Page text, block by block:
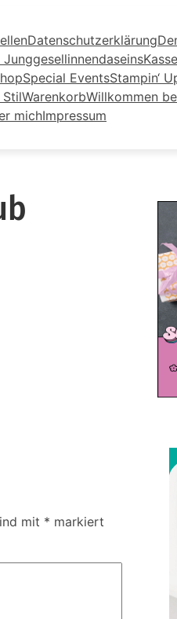
Datenschutzerklärung
Kasse
Special EventsStampin‘
WarenkorbWillkommen
michImpressum
mit * markiert